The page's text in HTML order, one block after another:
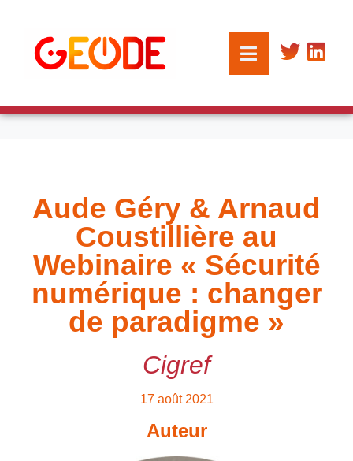
Aude Géry & Arnaud
Coustillière au
Webinaire « Sécurité
numérique : changer
de paradigme »
Cigref
17 août 2021
Auteur